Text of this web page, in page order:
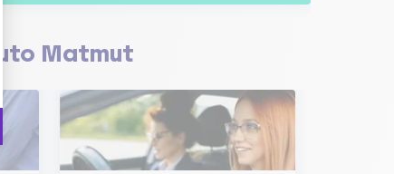
Matmut